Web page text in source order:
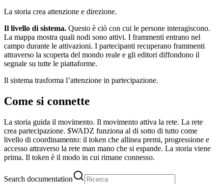
La storia crea attenzione e direzione.
Il livello di sistema. Questo è ciò con cui le persone interagiscono.
La mappa mostra quali nodi sono attivi. I frammenti entrano nel
campo durante le attivazioni. I partecipanti recuperano frammenti
attraverso la scoperta del mondo reale e gli editori diffondono il
segnale su tutte le piattaforme.
Il sistema trasforma l’attenzione in partecipazione.
Come si connette
La storia guida il movimento. Il movimento attiva la rete. La rete
crea partecipazione. $WADZ funziona al di sotto di tutto come
livello di coordinamento: il token che allinea premi, progressione e
accesso attraverso la rete man mano che si espande. La storia viene
prima. Il token è il modo in cui rimane connesso.
Search documentation